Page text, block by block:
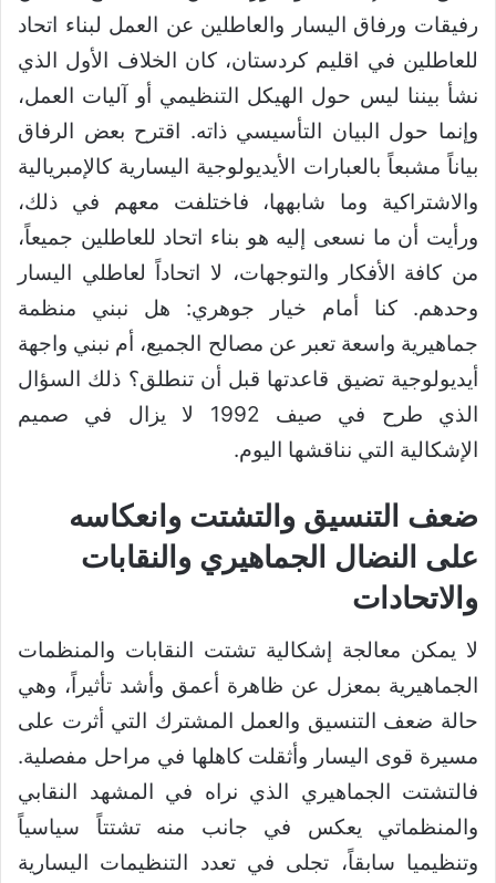
رفيقات ورفاق اليسار والعاطلين عن العمل لبناء اتحاد
للعاطلين في اقليم كردستان، كان الخلاف الأول الذي
نشأ بيننا ليس حول الهيكل التنظيمي أو آليات العمل،
وإنما حول البيان التأسيسي ذاته. اقترح بعض الرفاق
بياناً مشبعاً بالعبارات الأيديولوجية اليسارية كالإمبريالية
والاشتراكية وما شابهها، فاختلفت معهم في ذلك،
ورأيت أن ما نسعى إليه هو بناء اتحاد للعاطلين جميعاً،
من كافة الأفكار والتوجهات، لا اتحاداً لعاطلي اليسار
وحدهم. كنا أمام خيار جوهري: هل نبني منظمة
جماهيرية واسعة تعبر عن مصالح الجميع، أم نبني واجهة
أيديولوجية تضيق قاعدتها قبل أن تنطلق؟ ذلك السؤال
الذي طرح في صيف 1992 لا يزال في صميم
الإشكالية التي نناقشها اليوم.
ضعف التنسيق والتشتت وانعكاسه
على النضال الجماهيري والنقابات
والاتحادات
لا يمكن معالجة إشكالية تشتت النقابات والمنظمات
الجماهيرية بمعزل عن ظاهرة أعمق وأشد تأثيراً، وهي
حالة ضعف التنسيق والعمل المشترك التي أثرت على
مسيرة قوى اليسار وأثقلت كاهلها في مراحل مفصلية.
فالتشتت الجماهيري الذي نراه في المشهد النقابي
والمنظماتي يعكس في جانب منه تشتتاً سياسياً
وتنظيميا سابقاً، تجلى في تعدد التنظيمات اليسارية